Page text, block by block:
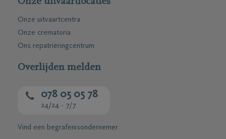
Onze uitvaartcentra
Onze crematoria
Ons repatriëringcentrum
Overlijden melden
078 05 05 78
24/24 - 7/7
Vind een begrafenisondernemer